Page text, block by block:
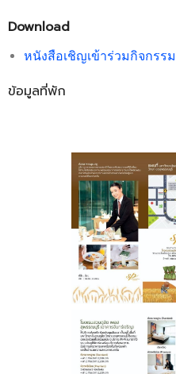
- ข่าวประชาสัมพันธ์ภายนอก
- ทุน/สมัครงาน/ศึกษาต่อ
วารสารคณะ
- การจัดการความรู้ (KM Scitech)
- โครงการบริหารจัดการพื้นที่ 10
สวนดุสิต จังหวัดปราจีนบุรี
- โครงการส่งเสริมการปลูกกล้วย
- ผลงาน/รางวัล
- SDU Zero Waste
- งานวิจัย/นวัตกรรม
Download
หนังสือเชิญเข้าร่วมกิจกรรม
ข้อมูลที่พัก